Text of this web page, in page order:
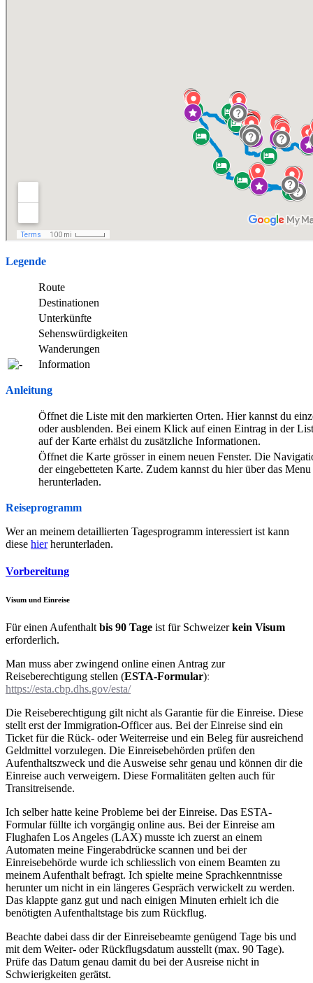
Legende
Route
Destinationen
Unterkünfte
Sehenswürdigkeiten
Wanderungen
Information
Anleitung
Öffnet die Liste mit den markierten Orten. Hier kannst du
oder ausblenden. Bei einem Klick auf einen Eintrag in der
auf der Karte erhälst du zusätzliche Informationen.
Öffnet die Karte grösser in einem neuen Fenster. Die
der eingebetteten Karte. Zudem kannst du hier über das
herunterladen.
Reiseprogramm
Wer an meinem detaillierten Tagesprogramm interessiert ist kann
diese hierherunterladen.
Vorbereitung
Visum und Einreise
Für einen Aufenthalt bis 90 Tage ist für Schweizerkein Visum
erforderlich.
Man muss aber zwingend online einen Antrag zur
Reiseberechtigung stellen (ESTA-Formular):
https://esta.cbp.dhs.gov/esta/
Die Reiseberechtigung gilt nicht als Garantie für die Einreise. Diese
stellt erst der Immigration-Officer aus. Bei der Einreise sind ein
Ticket für die Rück- oder Weiterreise und ein Beleg für ausreichend
Geldmittel vorzulegen. Die Einreisebehörden prüfen den
Aufenthaltszweck und die Ausweise sehr genau und können dir die
Einreise auch verweigern. Diese Formalitäten gelten auch für
Transitreisende.
Ich selber hatte keine Probleme bei der Einreise. Das ESTA-
Formular füllte ich vorgängig online aus. Bei der Einreise am
Flughafen Los Angeles (LAX) musste ich zuerst an einem
Automaten meine Fingerabdrücke scannen und bei der
Einreisebehörde wurde ich schliesslich von einem Beamten zu
meinem Aufenthalt befragt. Ich spielte meine Sprachkenntnisse
herunter um nicht in ein längeres Gespräch verwickelt zu werden.
Das klappte ganz gut und nach einigen Minuten erhielt ich die
benötigten Aufenthaltstage bis zum Rückflug.
Beachte dabei dass dir der Einreisebeamte genügend Tage bis und
mit dem Weiter- oder Rückflugsdatum ausstellt (max. 90 Tage).
Prüfe das Datum genau damit du bei der Ausreise nicht in
Schwierigkeiten gerätst.